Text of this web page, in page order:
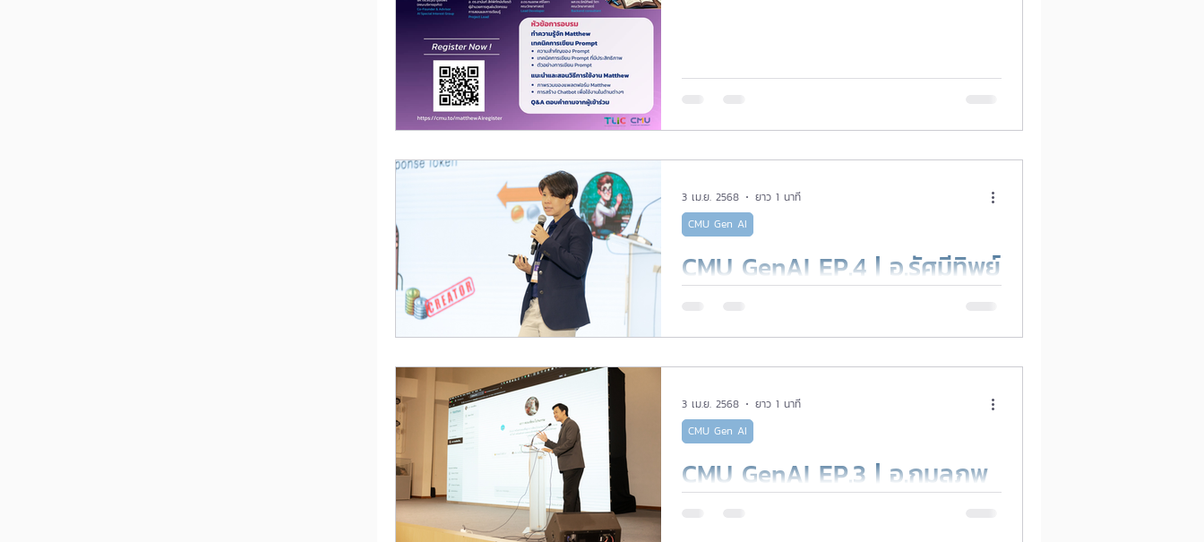
CMU GenAI EP.4 | อ.รัศมีทิพย์
ไง?
CMU Gen AI
3 เม.ย. 2568 ยาว 1 นาที
CMU GenAI EP.3 | อ.กมลภพ
CMU Gen AI
3 เม.ย. 2568 ยาว 1 นาที